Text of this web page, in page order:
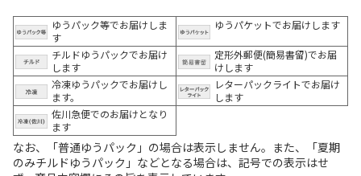
ゆうパック等でお届けしま
す
ゆうパケットでお届けします
チルドゆうパックでお届け
します
定形外郵便(簡易書留)でお届
けします
冷凍ゆうパックでお届けし
ます。
レターパックライトでお届け
します
佐川急便でのお届けとなり
ます
なお、「普通ゆうパック」の場合は表示しません。また、「夏期
のみチルドゆうパック」などとなる場合は、記号での表示はせ